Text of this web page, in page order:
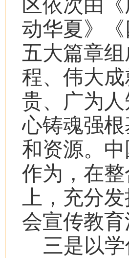
区依次由
动华夏》
五大篇章
程、伟大
贵、广为
心铸魂强
和资源。
作为，在
上，充分
会宣传教育
三是以